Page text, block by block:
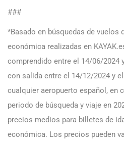
###
*Basado en búsquedas de vuelos
económica realizadas en
comprendido entre el 14/06/2024
con salida entre el 14/12/2024 y
cualquier aeropuerto español, en
periodo de búsqueda y viaje en
precios medios para billetes de
económica. Los precios pueden